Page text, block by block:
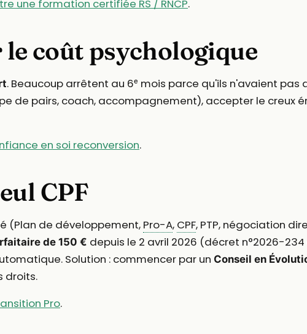
une formation certifiée RS / RNCP.
coût psychologique
. Beaucoup arrêtent au 6ᵉ mois parce qu'ils n'avaient pas
de pairs, coach, accompagnement), accepter le creux
en soi reconversion.
CPF
(Plan de développement, Pro-A, CPF, PTP, négociation
de 150 € depuis le 2 avril 2026 (décret n°2026-
Solution : commencer par un Conseil en
droits.
Pro.